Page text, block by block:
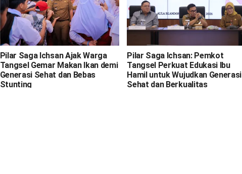
Pilar Saga Ichsan Ajak Warga
Tangsel Gemar Makan Ikan demi
Generasi Sehat dan Bebas
Stunting
Pilar Saga Ichsan: Pemkot
Tangsel Perkuat Edukasi Ibu
Hamil untuk Wujudkan Generasi
Sehat dan Berkualitas